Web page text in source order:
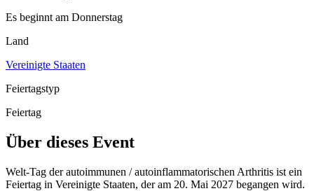
Es beginnt am Donnerstag
Land
Vereinigte Staaten
Feiertagstyp
Feiertag
Über dieses Event
Welt-Tag der autoimmunen / autoinflammatorischen Arthritis ist ein
Feiertag in Vereinigte Staaten, der am 20. Mai 2027 begangen wird.